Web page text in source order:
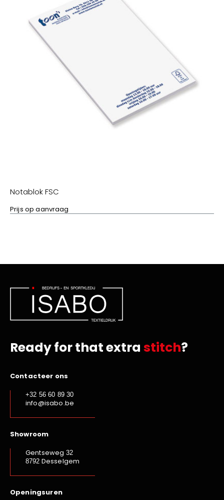
Notablok FSC
Prijs op aanvraag
Ready for that extra stitch?
Contacteer ons
+32 56 60 89 30
info@isabo.be
Showroom
Gentseweg 32
8792 Desselgem
Openingsuren